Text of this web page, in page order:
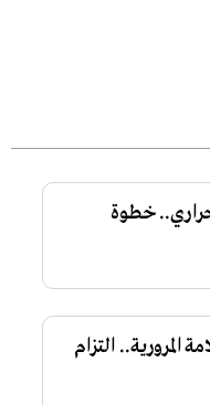
خطوة
التزام